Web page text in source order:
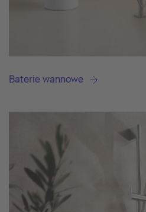
Baterie wannowe